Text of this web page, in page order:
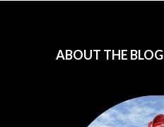
ABOUT THE BLOG